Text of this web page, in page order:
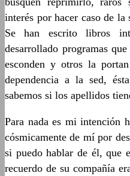
interés por hacer caso de
Se han escrito libros
desarrollado programas
esconden y otros la
dependencia a la sed,
sabemos si los apellidos
Para nada es mi intención
cósmicamente de mí por
si puedo hablar de él, que
recuerdo de su compañía